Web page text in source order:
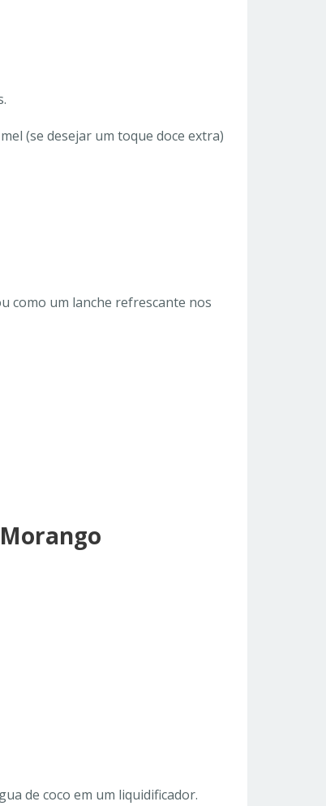
(se desejar um toque doce extra)
como um lanche refrescante nos
de coco em um liquidificador.